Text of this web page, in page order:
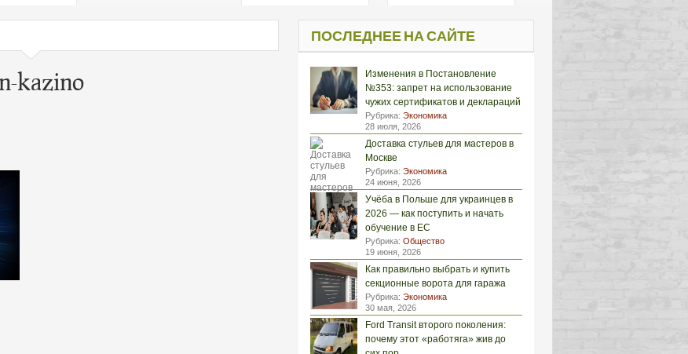
клиентов
kazino
ПОСЛЕДНЕЕ НА САЙТЕ
Изменения в Постановление
№353: запрет на использование
чужих сертификатов и деклараций
Рубрика: Экономика
28 июля, 2026
Доставка стульев для мастеров в
Москве
Рубрика: Экономика
24 июня, 2026
Учёба в Польше для украинцев в
2026 — как поступить и начать
обучение в ЕС
Рубрика: Общество
19 июня, 2026
Как правильно выбрать и купить
секционные ворота для гаража
Рубрика: Экономика
30 мая, 2026
Ford Transit второго поколения:
почему этот «работяга» жив до